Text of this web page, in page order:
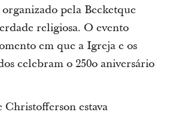
pela Becketque
religiosa. O evento
em que a Igreja e os
celebram o 250o aniversário
Christofferson estava